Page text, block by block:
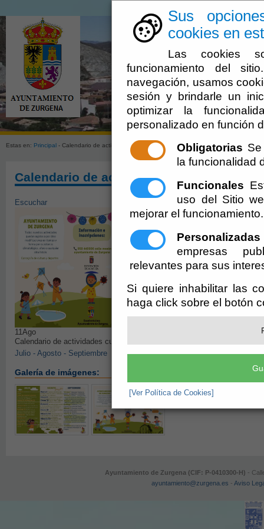
Sus
cookies en
Las cookies
funcionamiento del
navegación, usamos
sesión y brindarle un
optimizar la
personalizado en función
Obligatorias
la funcionalidad
Funcionales
uso del Sitio
mejorar el funcionamiento.
Personalizadas
empresas
relevantes para sus
Si quiere inhabilitar las
haga click sobre el botón
[Ver Política de Cookies]
Estas en: Principal - Calendario de actividades culturales
Calendario de actividades culturales
Escuchar
11Ago
Calendario de actividades culturales
Julio - Agosto - Septiembre
Galería de imágenes:
Ayuntamiento de Zurgena (CIF: P-0410300-H) -
ayuntamiento@zurgena.es - Aviso